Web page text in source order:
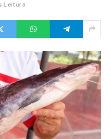
Leitura